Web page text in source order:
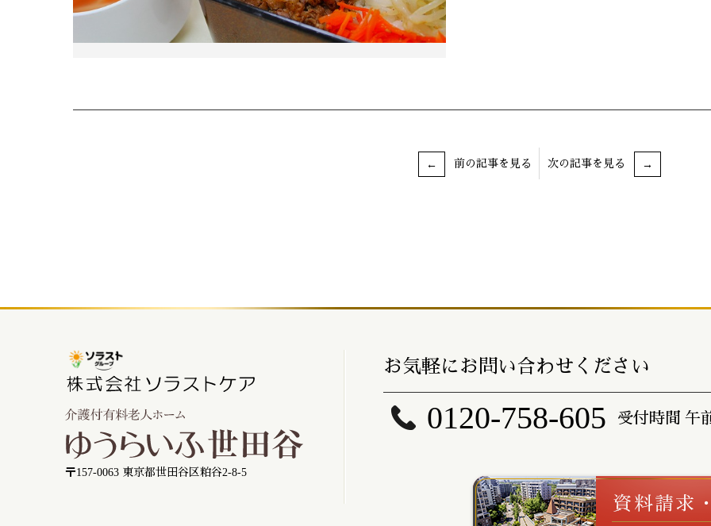
前の記事を見る 次の記事を見る
〒157-0063 東京都世田谷区粕谷2-8-5
お気軽にお問い合わせください
0120-758-605 受付時間 午